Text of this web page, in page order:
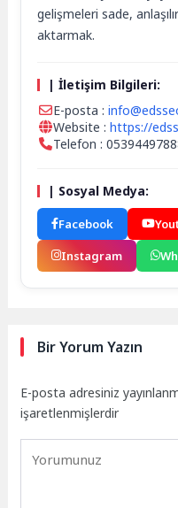
gelişmeleri sade,
aktarmak.
| İletişim Bilgileri:
E-posta :
Website :https://
Telefon :
| Sosyal Medya:
Facebook
Instagram
Bir Yorum Yazın
E-posta adresiniz
işaretlenmişlerdir